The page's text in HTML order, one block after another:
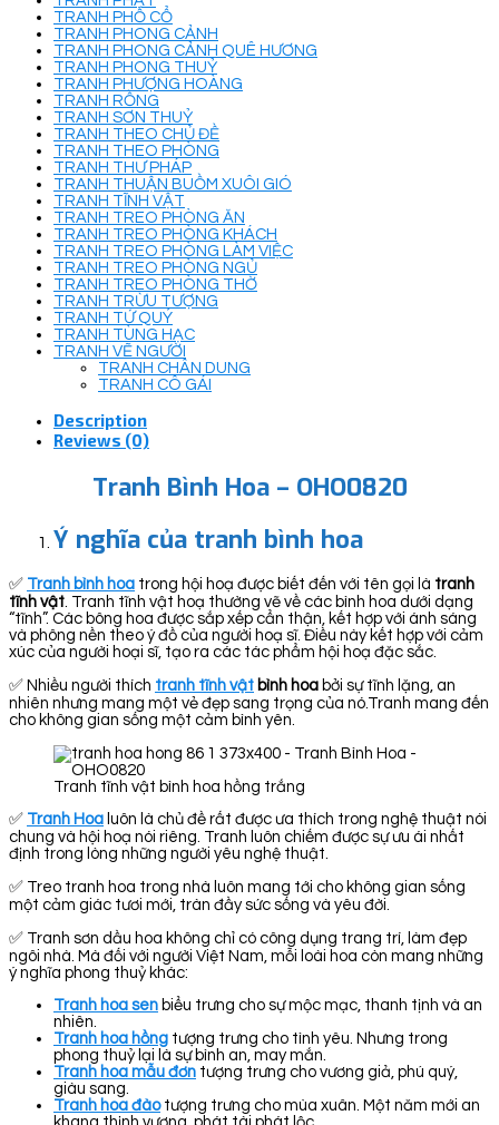
TRANH PHỐ CỔ
TRANH PHONG CẢNH
TRANH PHONG CẢNH QUÊ HƯƠNG
TRANH PHONG THUỶ
TRANH PHƯỢNG HOÀNG
TRANH RỒNG
TRANH SƠN THUỶ
TRANH THEO CHỦ ĐỀ
TRANH THEO PHÒNG
TRANH THƯ PHÁP
TRANH THUẬN BUỒM XUÔI GIÓ
TRANH TĨNH VẬT
TRANH TREO PHÒNG ĂN
TRANH TREO PHÒNG KHÁCH
TRANH TREO PHÒNG LÀM VIỆC
TRANH TREO PHÒNG NGỦ
TRANH TREO PHÒNG THỜ
TRANH TRỪU TƯỢNG
TRANH TỨ QUÝ
TRANH TÙNG HẠC
TRANH VẼ NGƯỜI
TRANH CHÂN DUNG
TRANH CÔ GÁI
Description
Reviews (0)
Tranh Bình Hoa – OHO0820
Ý nghĩa của tranh bình hoa
✅ Tranh bình hoa trong hội hoạ được biết đến với tên gọi là tranh
tĩnh vật. Tranh tĩnh vật hoạ thường vẽ về các bình hoa dưới dạng
“tĩnh”. Các bông hoa được sắp xếp cẩn thận, kết hợp với ánh sáng
và phông nền theo ý đồ của người hoạ sĩ. Điều này kết hợp với cảm
xúc của người hoại sĩ, tạo ra các tác phẩm hội hoạ đặc sắc.
✅ Nhiều người thích tranh tĩnh vật bình hoa bởi sự tĩnh lặng, an
nhiên nhưng mang một vẻ đẹp sang trọng của nó.Tranh mang đến
cho không gian sống một cảm bình yên.
Tranh tĩnh vật bình hoa hồng trắng
✅ Tranh Hoa luôn là chủ đề rất được ưa thích trong nghệ thuật nói
chung và hội hoạ nói riêng. Tranh luôn chiếm được sự ưu ái nhất
định trong lòng những người yêu nghệ thuật.
✅ Treo tranh hoa trong nhà luôn mang tới cho không gian sống
một cảm giác tươi mới, tràn đầy sức sống và yêu đời.
✅ Tranh sơn dầu hoa không chỉ có công dụng trang trí, làm đẹp
ngôi nhà. Mà đối với người Việt Nam, mỗi loài hoa còn mang những
ý nghĩa phong thuỷ khác:
Tranh hoa sen biểu trưng cho sự mộc mạc, thanh tịnh và an
nhiên.
Tranh hoa hồng tượng trưng cho tình yêu. Nhưng trong
phong thuỷ lại là sự bình an, may mắn.
Tranh hoa mẫu đơn tượng trưng cho vương giả, phú quý,
giàu sang.
Tranh hoa đàotượng trưng cho mùa xuân. Một năm mới an